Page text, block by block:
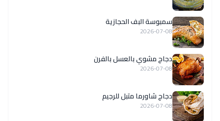
سمبوسة البف الحجازية
2026-07-08
دجاج مشوي بالعسل بالفرن
2026-07-08
دجاج شاورما متبل للرجيم
2026-07-08